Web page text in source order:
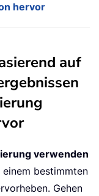
hervor
auf
verwenden
bestimmten
Gehen